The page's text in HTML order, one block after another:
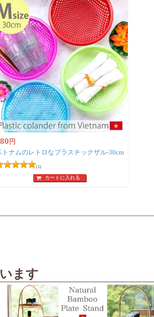
円
トナムのレトロなプラスチックザル-30cm
(1)
カートに入れる
ます